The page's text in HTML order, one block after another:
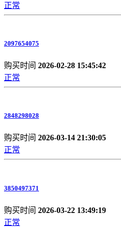
正常
2097654075
购买时间 2026-02-28 15:45:42
正常
2848298028
购买时间 2026-03-14 21:30:05
正常
3850497371
购买时间 2026-03-22 13:49:19
正常